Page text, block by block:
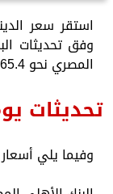
وفق تحديثات
المصري نحو 165.4 جنيه للشراء 170.7 جنيه للبيع.
تحديثات
وفيما يلي